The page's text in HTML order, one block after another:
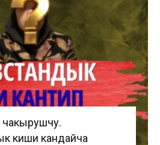
чакырушчу.
киши кандайча